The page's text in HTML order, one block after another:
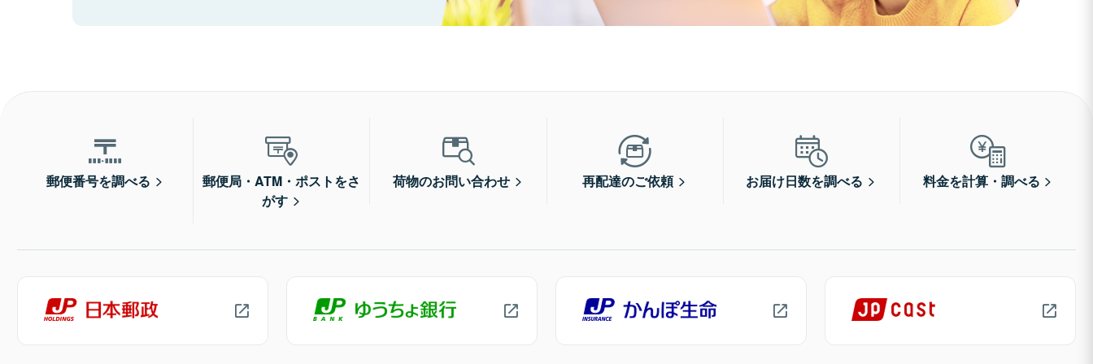
郵便番号を調べる
郵便局・ATM・ポストをさ
がす
荷物のお問い合わせ 再配達のご依頼 お届け日数を調べる 料金を計算・調べる